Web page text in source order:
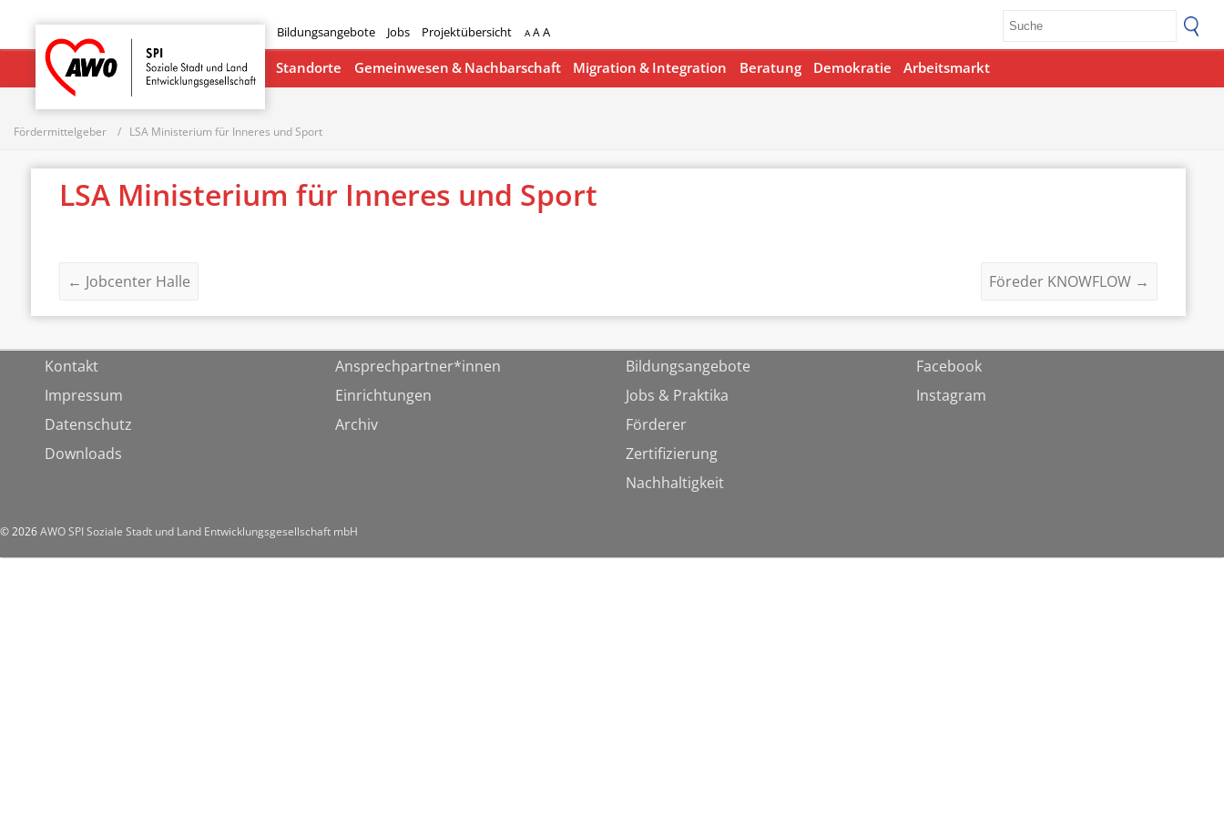
Bildungsangebote Jobs Projektübersicht A AA
Startseite
Standorte Gemeinwesen & Nachbarschaft Migration & Integration Beratung Demokratie Arbeitsmarkt
Fördermittelgeber LSA Ministerium für Inneres und Sport
LSA Ministerium für Inneres und Sport
← Jobcenter Halle Föreder KNOWFLOW →
Kontakt
Impressum
Datenschutz
Downloads
Ansprechpartner*innen
Einrichtungen
Archiv
Bildungsangebote
Jobs & Praktika
Förderer
Zertifizierung
Nachhaltigkeit
Facebook
Instagram
© 2026AWO SPI Soziale Stadt und Land Entwicklungsgesellschaft mbH